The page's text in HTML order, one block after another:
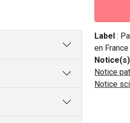
Label :
en France
Notice
Notice